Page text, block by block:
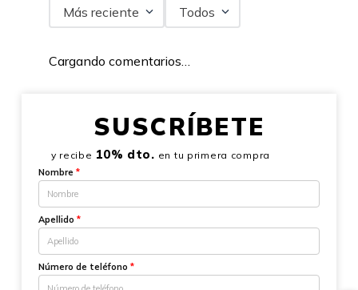
Más reciente Todos
Cargando comentarios…
SUSCRÍBETE
y recibe 10% dto. en tu primera compra
Nombre *
Apellido *
Número de teléfono *